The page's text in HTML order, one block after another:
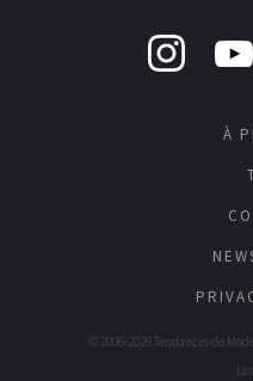
À
© 2006-2026 Tendances de